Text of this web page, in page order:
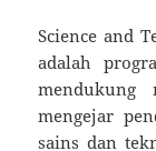
Science and
adalah
mendukung
mengejar
sains dan